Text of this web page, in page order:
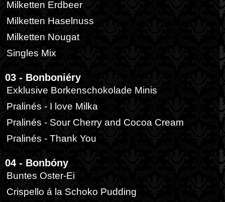
Milketten Erdbeer
Milketten Haselnuss
Milketten Nougat
Singles Mix
03 - Bonboniéry
Exklusive Borkenschokolade Minis
Pralinés - I love Milka
Pralinés - Sour Cherry and Cocoa Cream
Pralinés - Thank You
04 - Bonbóny
Buntes Oster-Ei
Crispello á la Schoko Pudding